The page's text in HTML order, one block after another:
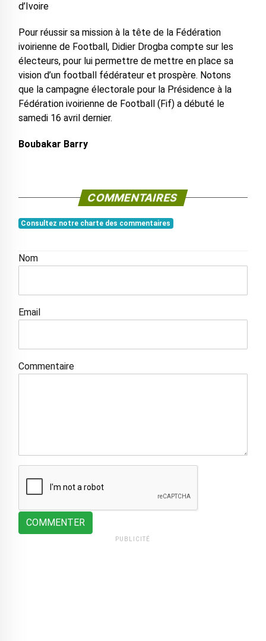
d’Ivoire
Pour réussir sa mission à la tête de la Fédération
ivoirienne de Football, Didier Drogba compte sur les
électeurs, pour lui permettre de mettre en place sa
vision d’un football fédérateur et prospère. Notons
que la campagne électorale pour la Présidence à la
Fédération ivoirienne de Football (Fif) a débuté le
samedi 16 avril dernier.
Boubakar Barry
COMMENTAIRES
Consultez notre charte des commentaires
Nom
Email
Commentaire
COMMENTER
PUBLICITÉ